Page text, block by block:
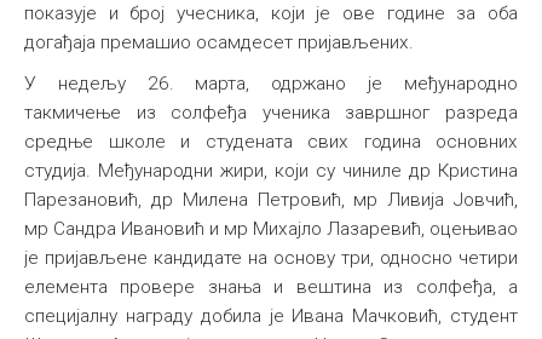
показује и број учесника, који је ове године за оба
догађаја премашио осамдесет пријављених.
У недељу 26. марта, одржано је међународно
такмичење из солфеђа ученика завршног разреда
средње школе и студената свих година основних
студија. Међународни жири, који су чиниле др Кристина
Парезановић, др Милена Петровић, мр Ливија Јовчић,
мр Сандра Ивановић и мр Михајло Лазаревић, оцењивао
је пријављене кандидате на основу три, односно четири
елемента провере знања и вештина из солфеђа, а
специјалну награду добила је Ивана Мачковић, студент